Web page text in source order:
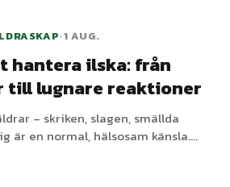
råkar göda den. Här är vad som
•1 AUG.
hantera ilska: från
till lugnare reaktioner
– skriken, slagen, smällda
är en normal, hälsosam känsla.
den utan att skada sig